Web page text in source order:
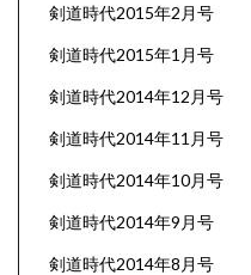
剣道時代2015年2月号
剣道時代2015年1月号
剣道時代2014年12月号
剣道時代2014年11月号
剣道時代2014年10月号
剣道時代2014年9月号
剣道時代2014年8月号